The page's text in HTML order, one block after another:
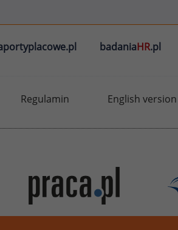
badaniaHR.pl
Regulamin English version